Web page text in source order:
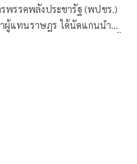
พรรคพลังประชารัฐ (พปชร.)
ผู้แทนราษฎร ได้นัดแกนนำ